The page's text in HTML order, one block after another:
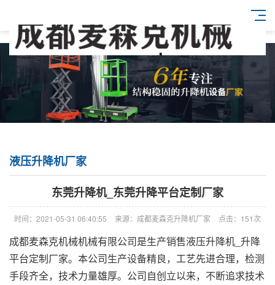
液压升降机厂家
东莞升降机_东莞升降平台定制厂家
时间：2021-05-31 06:40:55 来源：成都麦森克升降机厂家 点击：151次
成都麦森克机械机械有限公司是生产销售液压升降机_升降
平台定制厂家。本公司生产设备精良，工艺先进合理，检测
手段齐全，技术力量雄厚。公司自创立以来，不断追求技术